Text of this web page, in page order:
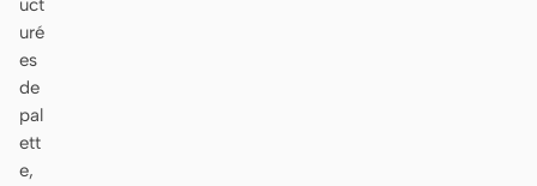
uct
uré
es
de
pal
ett
e,